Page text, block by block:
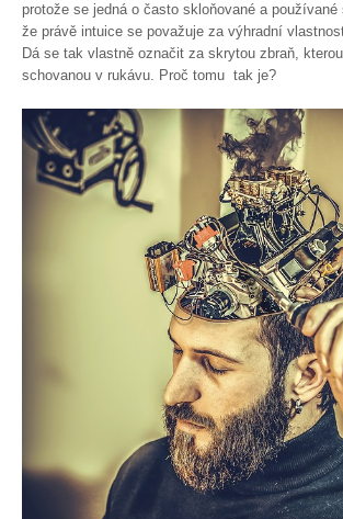
protože se jedná o často skloňované a používané
že právě intuice se považuje za výhradní
Dá se tak vlastně označit za skrytou zbraň,
schovanou v rukávu. Proč tomu tak je?